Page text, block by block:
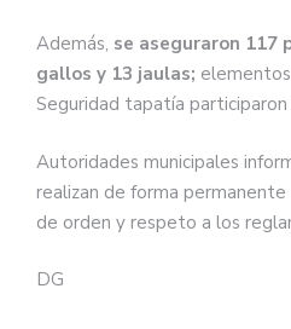
Además, se aseguraron 117
gallos y 13 jaulas;
Seguridad tapatía
Autoridades municipales
realizan de forma
de orden y respeto a los
DG